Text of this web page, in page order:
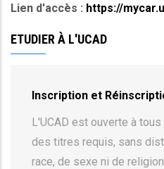
Lien d'accès : https://
ETUDIER À L'UCAD
Inscription et
L'UCAD est ouverte à
des titres requis, sans
race, de sexe ni de